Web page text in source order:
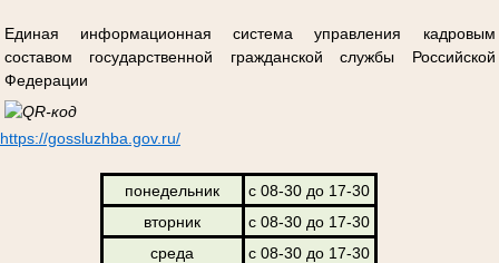
Единая информационная система управления кадровым
составом государственной гражданской службы Российской
Федерации
https://gossluzhba.gov.ru/
понедельник
с 08-30 до 17-30
вторник
с 08-30 до 17-30
среда
с 08-30 до 17-30